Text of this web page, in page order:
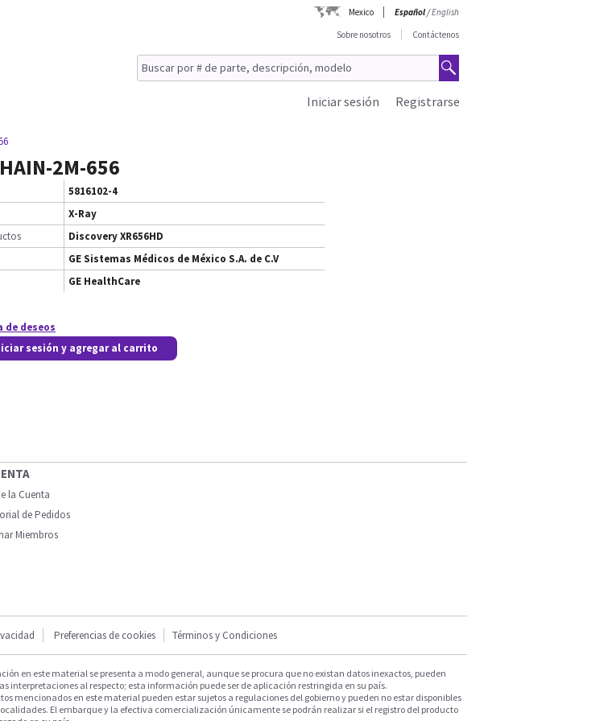
Mexico Español/English
Sobre nosotros
Contáctenos
Registrarse
Iniciar sesión
2M-656
5816102-4
X-Ray
Discovery XR656HD
GE Sistemas Médicos de México S.A. de C.V
GE HealthCare
de deseos
sesión y agregar al carrito
la Cuenta
de Pedidos
Miembros
Preferencias de cookies Términos y Condiciones
en este material se presenta a modo general, aunque se procura que no existan datos inexactos, pueden
interpretaciones al respecto; esta información puede ser de aplicación restringida en su país.
mencionados en este material pueden estar sujetos a regulaciones del gobierno y pueden no estar disponibles
El embarque y la efectiva comercialización únicamente se podrán realizar si el registro del producto